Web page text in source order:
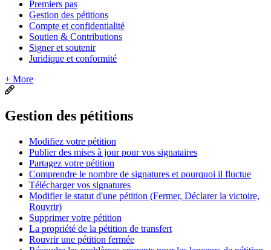
Premiers pas
Gestion des pétitions
Compte et confidentialité
Soutien & Contributions
Signer et soutenir
Juridique et conformité
+ More
Gestion des pétitions
Modifiez votre pétition
Publier des mises à jour pour vos signataires
Partagez votre pétition
Comprendre le nombre de signatures et pourquoi il fluctue
Télécharger vos signatures
Modifier le statut d'une pétition (Fermer, Déclarer la victoire,
Rouvrir)
Supprimer votre pétition
La propriété de la pétition de transfert
Rouvrir une pétition fermée